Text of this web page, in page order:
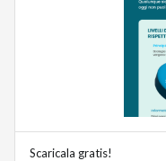
Scaricala gratis!